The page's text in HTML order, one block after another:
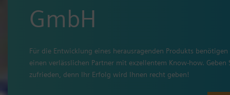
GmbH
Für die Entwicklung eines herausragenden Produkts
einen verlässlichen Partner mit exzellentem Know-how.
zufrieden, denn Ihr Erfolg wird Ihnen recht geben!